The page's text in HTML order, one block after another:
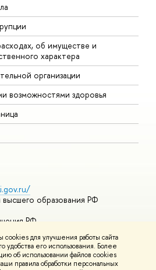
для улучшения работы сайта
его использования. Более
об использовании файлов cookies
правила обработки персональных
об имуществе и
характера
организации
возможностями здоровья
образования РФ
РФ
курсы